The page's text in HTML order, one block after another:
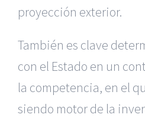
proyección exterior.
También es clave
con el Estado en un
la competencia, en el
siendo motor de la